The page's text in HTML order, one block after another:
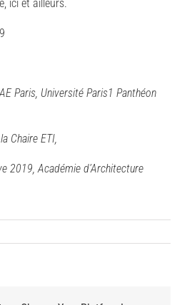
ici et ailleurs.
Paris, Université Paris1 Panthéon
Chaire ETI,
2019, Académie d’Architecture